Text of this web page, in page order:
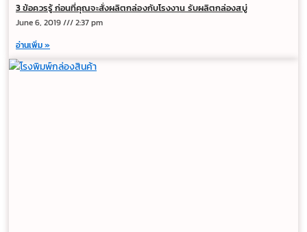
3 ข้อควรรู้ ก่อนที่คุณจะสั่งผลิตกล่องกับโรงงาน รับผลิตกล่องสบู่
June 6, 2019
2:37 pm
อ่านเพิ่ม »